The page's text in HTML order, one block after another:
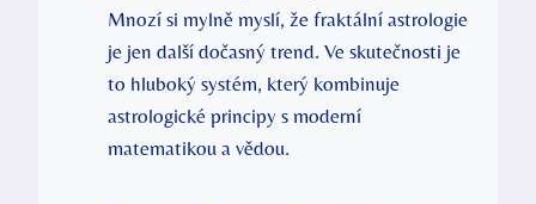
Mnozí ​si mylně myslí, že fraktální astrologie
je jen další dočasný ⁢trend. Ve skutečnosti je
to hluboký systém, který kombinuje
astrologické principy s moderní
matematikou a vědou.